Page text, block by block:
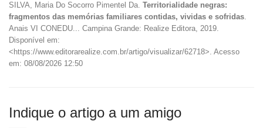
SILVA, Maria Do Socorro Pimentel Da. Territorialidade negras:
fragmentos das memórias familiares contidas, vividas e sofridas.
Anais VI CONEDU... Campina Grande: Realize Editora, 2019.
Disponível em:
<https://www.editorarealize.com.br/artigo/visualizar/62718>. Acesso
em: 08/08/2026 12:50
Indique o artigo a um amigo